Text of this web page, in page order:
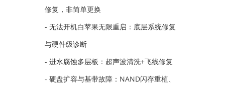
修复，非简单更换
- 无法开机白苹果无限重启：底层系统修复
与硬件级诊断
- 进水腐蚀多层板：超声波清洗+飞线修复
- 硬盘扩容与基带故障：NAND闪存重植、